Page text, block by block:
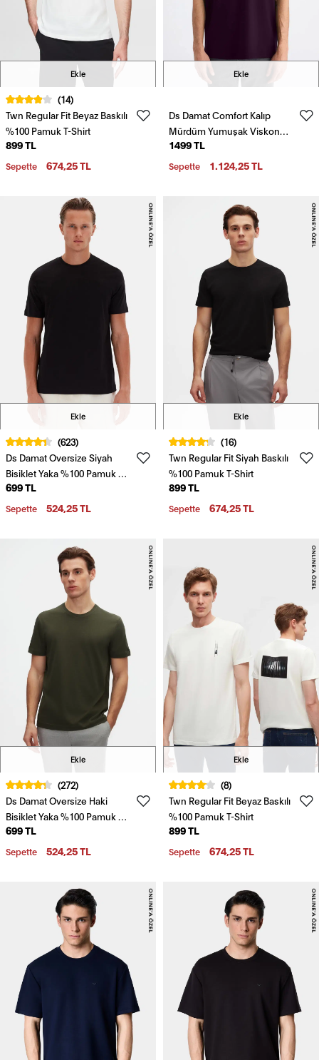
Ekle
(14)
Twn Regular Fit Beyaz Baskılı
%100 Pamuk T-Shirt
899 TL
Sepette 674,25 TL
Ekle
Ds Damat Comfort Kalıp
Mürdüm Yumuşak Viskon
Karışımlı Rahat Bisiklet Yaka
Tişört
1499 TL
Sepette 1.124,25 TL
Ekle
(623)
Ds Damat Oversize Siyah
Bisiklet Yaka %100 Pamuk T-
Shirt
699 TL
Sepette 524,25 TL
Ekle
(16)
Twn Regular Fit Siyah Baskılı
%100 Pamuk T-Shirt
899 TL
Sepette 674,25 TL
Ekle
(272)
Ds Damat Oversize Haki
Bisiklet Yaka %100 Pamuk T-
Shirt
699 TL
Sepette 524,25 TL
Ekle
(8)
Twn Regular Fit Beyaz Baskılı
%100 Pamuk T-Shirt
899 TL
Sepette 674,25 TL